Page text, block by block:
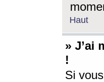
Haut
» J’ai
!
Si